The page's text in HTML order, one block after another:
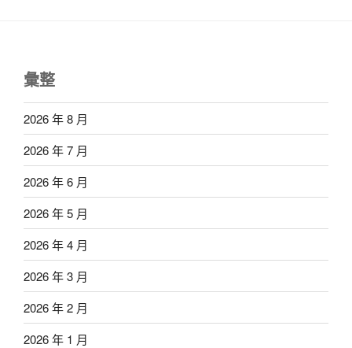
彙整
2026 年 8 月
2026 年 7 月
2026 年 6 月
2026 年 5 月
2026 年 4 月
2026 年 3 月
2026 年 2 月
2026 年 1 月